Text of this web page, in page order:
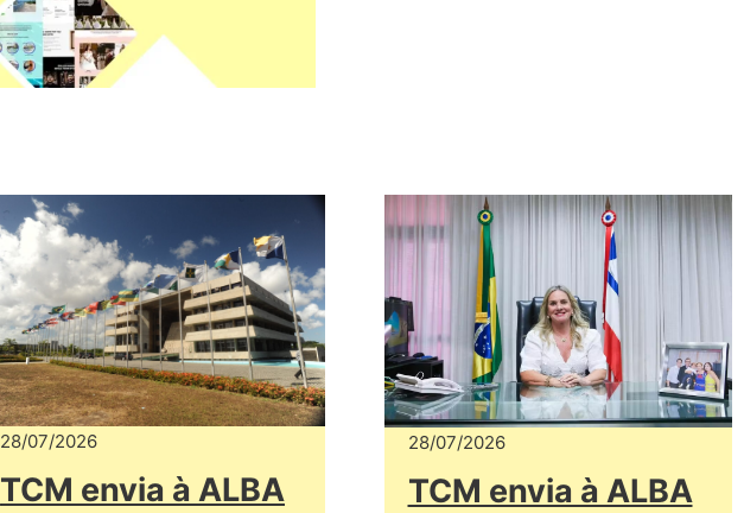
28/07/2026
TCM envia à ALBA
28/07/2026
TCM envia à ALBA